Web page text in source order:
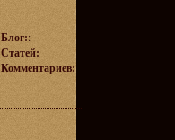
Блог::
Статей:
Комментариев: